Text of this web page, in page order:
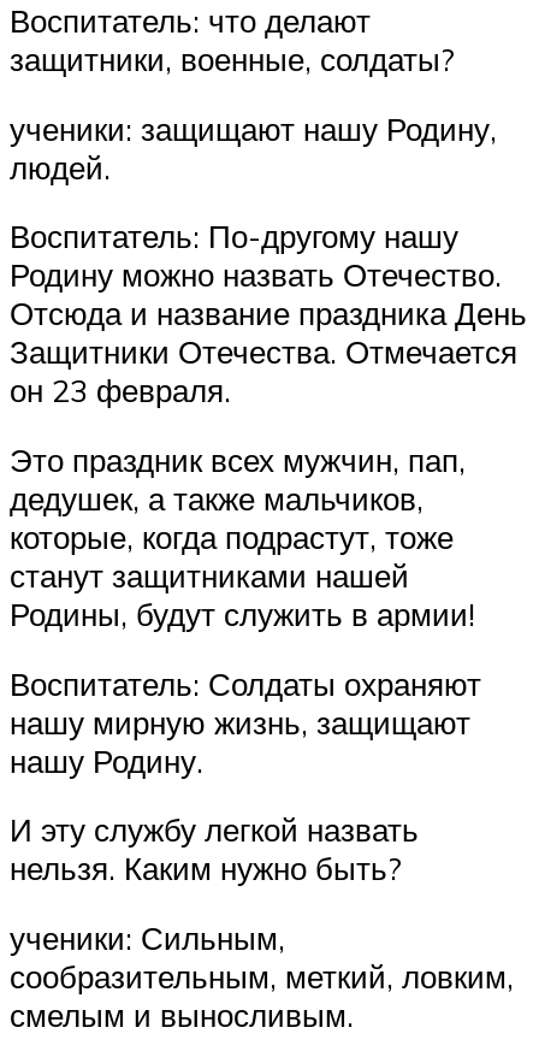
Воспитатель: что делают
защитники, военные, солдаты?
ученики: защищают нашу Родину,
людей.
Воспитатель: По-другому нашу
Родину можно назвать Отечество.
Отсюда и название праздника День
Защитники Отечества. Отмечается
он 23 февраля.
Это праздник всех мужчин, пап,
дедушек, а также мальчиков,
которые, когда подрастут, тоже
станут защитниками нашей
Родины, будут служить в армии!
Воспитатель: Солдаты охраняют
нашу мирную жизнь, защищают
нашу Родину.
И эту службу легкой назвать
нельзя. Каким нужно быть?
ученики: Сильным,
сообразительным, меткий, ловким,
смелым и выносливым.